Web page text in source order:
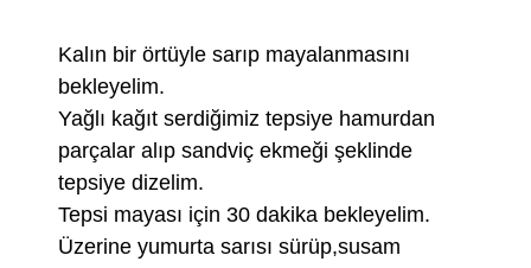
Kalın bir örtüyle sarıp mayalanmasını
bekleyelim.
Yağlı kağıt serdiğimiz tepsiye hamurdan
parçalar alıp sandviç ekmeği şeklinde
tepsiye dizelim.
Tepsi mayası için 30 dakika bekleyelim.
Üzerine yumurta sarısı sürüp,susam